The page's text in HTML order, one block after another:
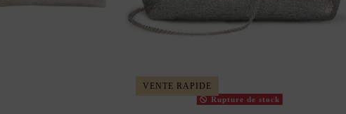
VENTE RAPIDE
Rupture de stock